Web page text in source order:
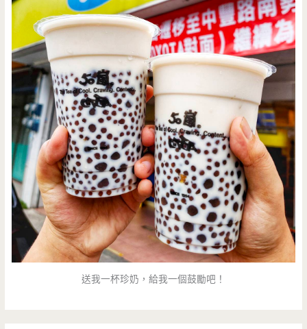
送我一杯珍奶，給我一個鼓勵吧！